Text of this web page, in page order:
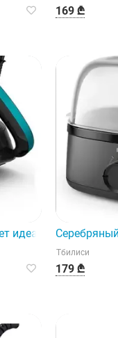
169 ₾
AirGlide,
идеальный уход
Тбилиси
179 ₾